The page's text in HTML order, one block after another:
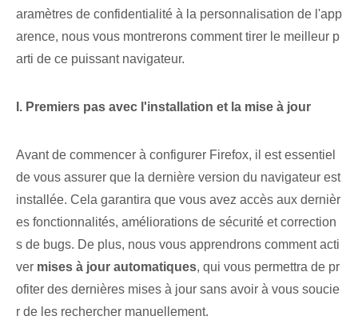
aramètres de confidentialité à la personnalisation de l'app
arence, nous vous montrerons comment tirer le meilleur p
arti de ce puissant navigateur.
I. Premiers pas avec l'installation et la mise à jour
Avant de commencer à configurer Firefox, il est essentiel
de vous assurer que la dernière version du navigateur est
installée. Cela garantira que vous avez accès aux dernièr
es fonctionnalités, améliorations de sécurité et correction
s de bugs. De plus, nous vous apprendrons comment acti
ver mises à jour automatiques⁢, qui vous permettra de pr
ofiter des dernières mises à jour sans avoir à vous soucie
r de les rechercher manuellement.